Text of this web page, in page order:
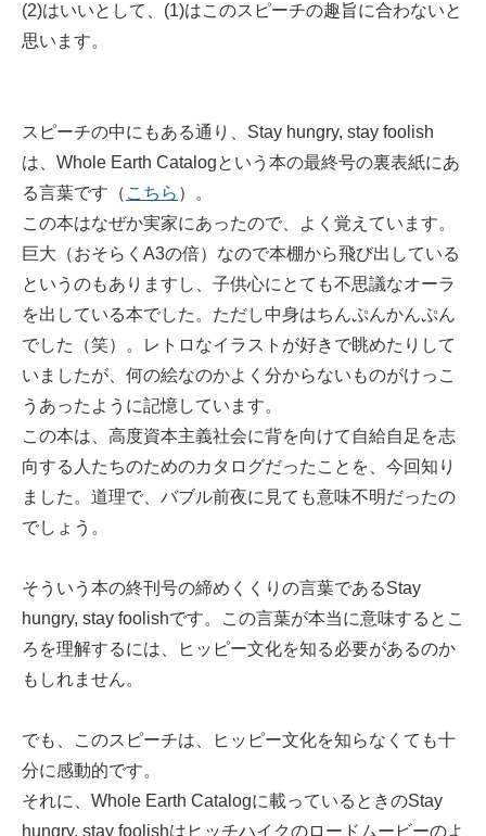
(2)はいいとして、(1)はこのスピーチの趣旨に合わないと
思います。
スピーチの中にもある通り、Stay hungry, stay foolish
は、Whole Earth Catalogという本の最終号の裏表紙にあ
る言葉です（ こちら ）。
この本はなぜか実家にあったので、よく覚えています。
巨大（おそらくA3の倍）なので本棚から飛び出している
というのもありますし、子供心にとても不思議なオーラ
を出している本でした。ただし中身はちんぷんかんぷん
でした（笑）。レトロなイラストが好きで眺めたりして
いましたが、何の絵なのかよく分からないものがけっこ
うあったように記憶しています。
この本は、高度資本主義社会に背を向けて自給自足を志
向する人たちのためのカタログだったことを、今回知り
ました。道理で、バブル前夜に見ても意味不明だったの
でしょう。
そういう本の終刊号の締めくくりの言葉であるStay
hungry, stay foolishです。この言葉が本当に意味するとこ
ろを理解するには、ヒッピー文化を知る必要があるのか
もしれません。
でも、このスピーチは、ヒッピー文化を知らなくても十
分に感動的です。
それに、Whole Earth Catalogに載っているときのStay
hungry, stay foolishはヒッチハイクのロードムービーのよ